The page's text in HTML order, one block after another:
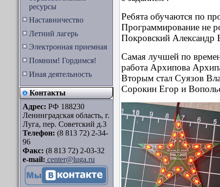
ресурсы
Наставничество
Летний лагерь
Электронная приемная
Помним! Гордимся!
Иная деятельность
Контакты
Адрес: РФ 188230
Ленинградская область, г.
Луга, пер. Советский д.3
Телефон: (8 813 72) 2-34-
96
Факс: (8 813 72) 2-03-32
e-mail: center@luga.ru
Ребята обучаются по
Программирование не
Покровский Александр
Самая лучшей по
работа Архипова
Вторым стал Суязов
Сорокин Егор и